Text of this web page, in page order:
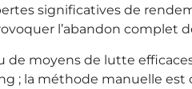
significatives de
l’abandon complet
moyens de lutte
; la méthode manuelle